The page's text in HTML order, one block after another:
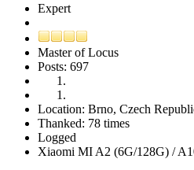
Expert
Master of Locus
Posts: 697
Location: Brno, Czech
Thanked: 78 times
Logged
Xiaomi MI A2 (6G/128G) /